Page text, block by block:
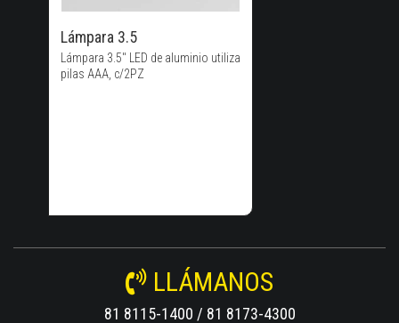
Lámpara 3.5
Lámpara 3.5" LED de aluminio utiliza
pilas AAA, c/2PZ
LLÁMANOS
81 8115-1400 / 81 8173-4300